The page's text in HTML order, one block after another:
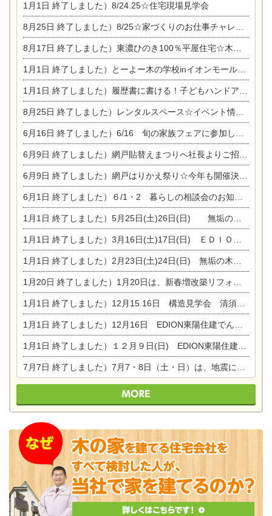
1月1日 終了しました）8/24.25☆住宅現場見学会
8月25日 終了しました）8/25☆家づくりのお仕事チャレンジ
8月17日 終了しました）東濃ひのき100％平屋住宅☆木の家完成見学会
1月1日 終了しました）とーよー木の学校inイオンモール木曽川
1月1日 終了しました）履歴書に書ける！子どもハンドアロマ講座☆
8月25日 終了しました）レンタルスペース☆イベント情報☆チャイルドアロマセラピスト
6月16日 終了しました）6/16 旬の家族フェアに参加します☆
6月9日 終了しました）網戸貼替えまつりへ社長よりご招待です♪
6月9日 終了しました）網戸はりかえ祭り☆今年も開催決定！
6月1日 終了しました）６/1・2 暮らしの相談会のお知らせ
1月1日 終了しました）5月25日(土)26日(日) 無垢の木の家体感見学会開催☆
1月1日 終了しました）3月16日(土)17日(日) ＥＤＩＯＮ東陽住建でんき館 総決算まつり
1月1日 終了しました）2月23日(土)24日(日) 無垢の木の家 完成見学会
1月20日 終了しました）1月20日は、新春増改築リフォームまつり＆家の修理祭り＆家電まつりです。
1月1日 終了しました）12月15.16日 構造見学会 清須市西枇杷島町弁天
1月1日 終了しました）12月16日 EDION東陽住建でんき OPEN第二弾イベント！！
1月1日 終了しました）１２月９日(日) EDION東陽住建でんき館プレＯＰＥＮ！＆家の修理まつり
7月7日 終了しました）7月7・8日（土・日）は、地震に強くて安心！暮らしを楽しむ東濃ひのきの平屋の家体験見学会を開催します。ぜひお越しください。